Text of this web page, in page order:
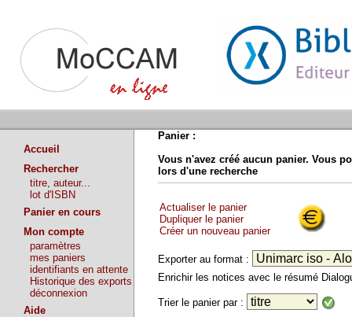
Accueil
Rechercher
titre, auteur...
lot d'ISBN
Panier en cours
Mon compte
paramètres
mes paniers
identifiants en attente
Historique des exports
déconnexion
Aide
Panier :
Vous n'avez créé aucun panier. Vous
lors d'une recherche
Actualiser le panier
Dupliquer le panier
Créer un nouveau panier
Exporter au format :
Enrichir les notices avec le résumé
Trier le panier par :